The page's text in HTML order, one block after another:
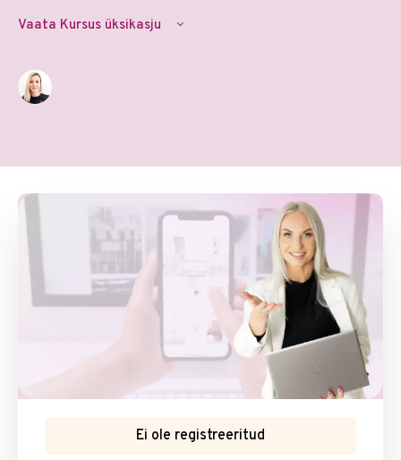
Vaata Kursus üksikasju
Ei ole registreeritud